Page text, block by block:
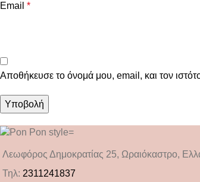
Email *
Αποθήκευσε το όνομά μου, email, και τον
Λεωφόρος Δημοκρατίας 25, Ωραιόκαστρο,
Τηλ: 2311241837